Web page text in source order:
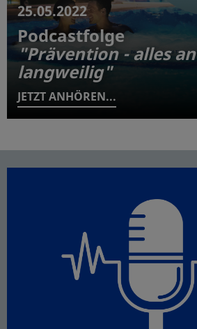
25.05.2022
Podcastfolge
"Prävention - alles
langweilig"
JETZT ANHÖREN...